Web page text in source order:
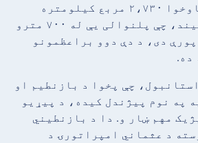
چې آسیايي برخه شاوخوا ۲،۷۳۰ مربع کیلومتره
پوښي. د باسفورس سیند، چې پلنوالی یې له ۷۰۰ مترو
مترو پورې دی، د دې دوو براعظمونو
ده.
چې پخوا د بازنطیم او
په نوم پیژندل کیده، د پیړیو
مهم ښار و. دا د بازنطیني
د عثماني امپراتورۍ د